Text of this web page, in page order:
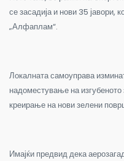
се засадија и нови 35 јавори,
„Алфаплам“.
Локалната самоуправа
надоместување на
креирање на нови зелени
Имајќи предвид дека